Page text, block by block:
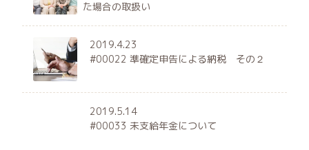
た場合の取扱い
2019.4.23
#00022 準確定申告による納税 その２
2019.5.14
#00033 未支給年金について